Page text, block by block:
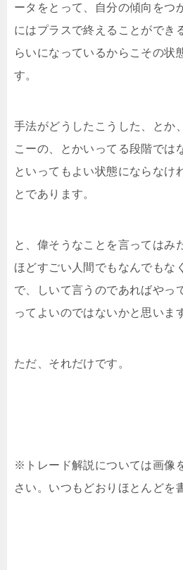
ータをとって、自分の傾向をつ
にはプラスで終えることができ
らいになっているからこその状
す。
手法がどうしたこうした、とか
こーの、とかいってる段階では
といってもよい状態にならなけ
とであります。
と、偉そうなことを言ってはみ
ほどすごい人間でもなんでもな
で、しいて言うのであればやっ
ってよいのではないかと思いま
ただ、それだけです。
※トレード解説については画像
さい。いつもどおりほとんどを